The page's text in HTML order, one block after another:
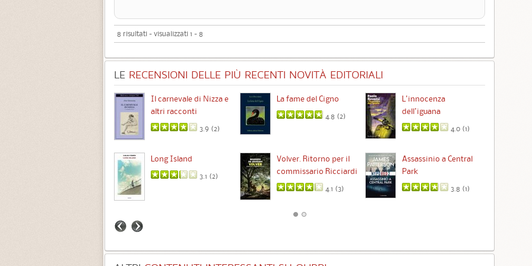
8 risultati - visualizzati 1 - 8
LE RECENSIONI DELLE PIÙ RECENTI NOVITÀ EDITORIALI
Il carnevale di Nizza e
altri racconti
3.9 (2)
La fame del Cigno
4.8 (2)
L'innocenza
dell'iguana
4.0 (1)
Long Island
3.1 (2)
Volver. Ritorno per il
commissario Ricciardi
4.1 (3)
Assassinio a Central
Park
3.8 (1)